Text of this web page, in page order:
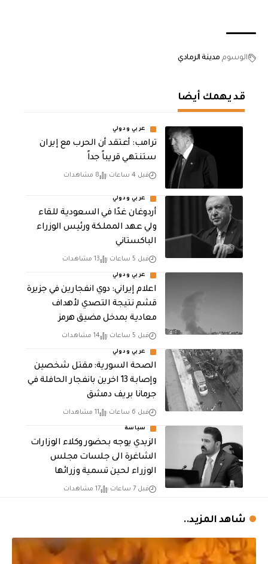
الوسوم مدينة الرمادي
قد يهمك أيضا
عربي ودولي
‏ترامب: أعتقد أن الحرب مع إيران
ستنتهي قريباً جداً
قبل 4 ساعات 8 مشاهدات
عربي ودولي
أردوغان غدًا في السعودية للقاء
ولي عهد المملكة ورئيس الوزراء
الباكستاني
قبل 5 ساعات 13 مشاهدات
عربي ودولي
اعلام إيراني: دوي انفجارين في جزيرة
قشم نتيجة التصدي لأهداف
معادية بمدخل مضيق هرمز
قبل 5 ساعات 14 مشاهدات
عربي ودولي
الصحة السورية: مقتل شخصين
وإصابة 13 اخرين بانفجار الحافلة في
جرمانا بريف دمشق
قبل 6 ساعات 11 مشاهدات
سياسة
الزيدي يوجه بحضور وكلاء الوزارات
الشاغرة الى جلسات مجلس
الوزراء لحين تسمية وزرائها
قبل 7 ساعات 17 مشاهدات
شاهد المزيد..